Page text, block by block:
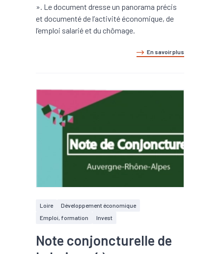
». Le document dresse un panorama précis
et documenté de l’activité économique, de
l’emploi salarié et du chômage.
En savoir plus
Loire
Développement économique
Emploi, formation
Invest
Note conjoncturelle de